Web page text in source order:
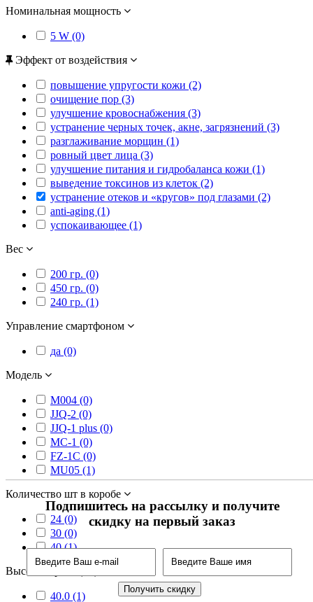
Подпишитесь на рассылку и получите
скидку на первый заказ
Номинальная мощность
5 W (0)
Эффект от воздействия
повышение упругости кожи (2)
очищение пор (3)
улучшение кровоснабжения (3)
устранение черных точек, акне, загрязнений (3)
разглаживание морщин (1)
ровный цвет лица (3)
улучшение питания и гидробаланса кожи (1)
выведение токсинов из клеток (2)
устранение отеков и «кругов» под глазами (2)
anti-aging (1)
успокаивающее (1)
Вес
200 гр. (0)
450 гр. (0)
240 гр. (1)
Управление смартфоном
да (0)
Модель
M004 (0)
JJQ-2 (0)
JJQ-1 plus (0)
MC-1 (0)
FZ-1C (0)
MU05 (1)
Количество шт в коробе
24 (0)
30 (0)
40 (1)
Высота короба (см)
40.0 (1)